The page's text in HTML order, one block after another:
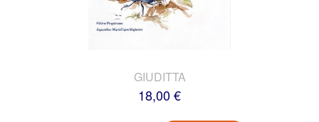
GIUDITTA
18,00 €